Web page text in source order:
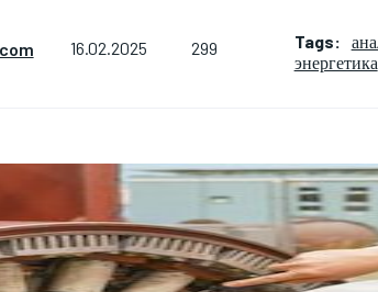
16.02.2025 299 Tags:
энергетика